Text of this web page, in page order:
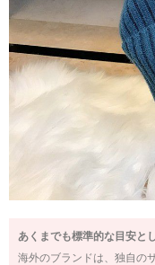
あくまでも標準的な目安と
海外のブランドは、独自の